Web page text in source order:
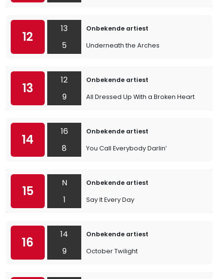
12
13
5
Onbekende artiest
Underneath the Arches
13
12
9
Onbekende artiest
All Dressed Up With a Broken Heart
14
16
8
Onbekende artiest
You Call Everybody Darlin’
15
N
1
Onbekende artiest
Say It Every Day
16
14
9
Onbekende artiest
October Twilight